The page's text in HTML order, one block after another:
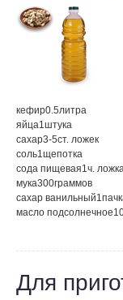
кефир0.5литра
яйца1штука
сахар3-5ст. ложек
соль1щепотка
сода пищевая1ч.
мука300граммов
сахар ванильный1
масло подсолнечное
Для